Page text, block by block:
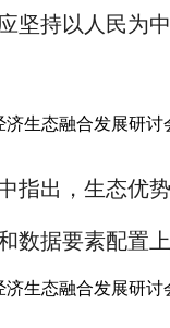
坚持以人民为
指出，生态优
数据要素配置